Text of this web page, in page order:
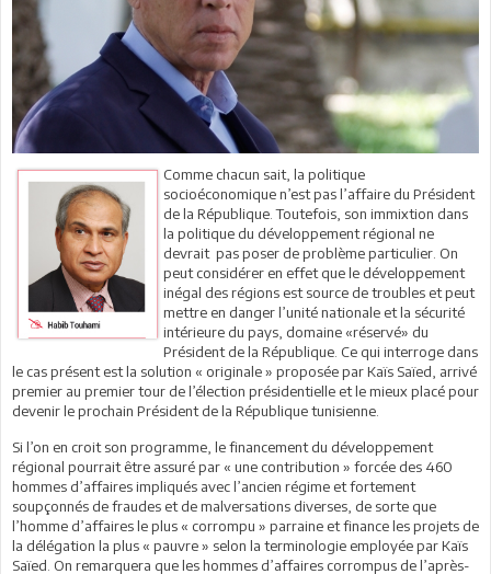
Comme chacun sait, la politique
socioéconomique n’est pas l’affaire du Président
de la République. Toutefois, son immixtion dans
la politique du développement régional ne
devrait pas poser de problème particulier. On
peut considérer en effet que le développement
inégal des régions est source de troubles et peut
mettre en danger l’unité nationale et la sécurité
intérieure du pays, domaine «réservé» du
Président de la République. Ce qui interroge dans
le cas présent est la solution « originale » proposée par Kaïs Saïed, arrivé
premier au premier tour de l’élection présidentielle et le mieux placé pour
devenir le prochain Président de la République tunisienne.
Si l’on en croit son programme, le financement du développement
régional pourrait être assuré par « une contribution » forcée des 460
hommes d’affaires impliqués avec l’ancien régime et fortement
soupçonnés de fraudes et de malversations diverses, de sorte que
l’homme d’affaires le plus « corrompu » parraine et finance les projets de
la délégation la plus « pauvre » selon la terminologie employée par Kaïs
Saïed. On remarquera que les hommes d’affaires corrompus de l’après-